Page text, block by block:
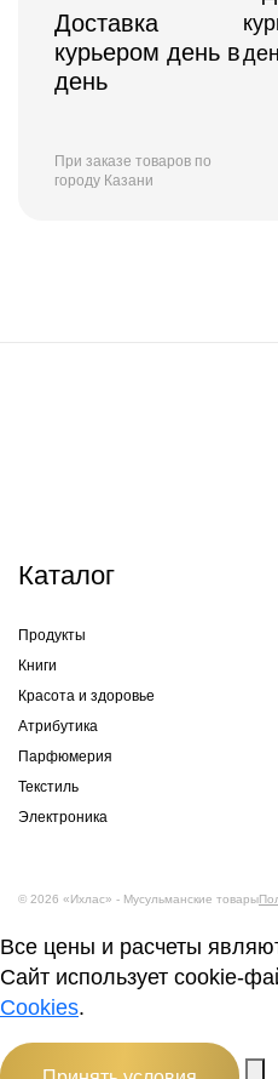
Доставка
курьером день в
день
При заказе товаров по
городу Казани
Каталог
Продукты
Книги
Красота и здоровье
Атрибутика
Парфюмерия
Текстиль
Электроника
© 2026 «Ихлас» - Мусульманские товары
Все цены и расчеты
Сайт использует cookie-
Cookies.